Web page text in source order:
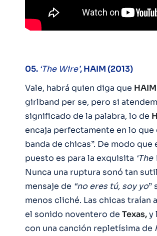
05. ‘The Wire’, HAIM (2013)
Vale, habrá quien diga que HAIM
girlband per se, pero si
significado de la palabra, lo de
encaja perfectamente en lo que
banda de chicas”. De modo que
puesto es para la exquisita ‘The
Nunca una ruptura sonó tan
mensaje de “no eres tú, soy yo”
menos cliché. Las chicas traían
el sonido noventero de Texas,y
con una canción repletísima de